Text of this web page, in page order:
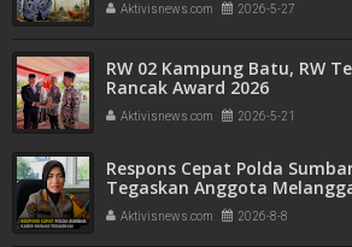
Aktivisnews.com 2026-5-27
RW 02 Kampung Batu, RW
Rancak Award 2026
Aktivisnews.com 2026-5-21
Respons Cepat Polda
Tegaskan Anggota
Tegas
Aktivisnews.com 2026-8-8